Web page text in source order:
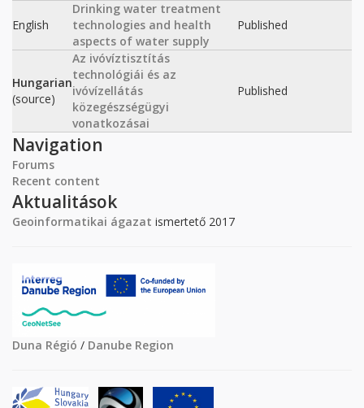
English
Drinking water treatment
technologies and health
aspects of water supply
Published
Hungarian
(source)
Az ivóvíztisztítás
technológiái és az
ivóvízellátás
közegészségügyi
vonatkozásai
Published
Navigation
Forums
Recent content
Aktualitások
Geoinformatikai ágazat ismertető 2017
Duna Régió / Danube Region